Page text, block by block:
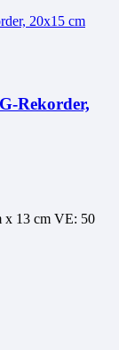
Rekorder,
x 13 cm VE: 50